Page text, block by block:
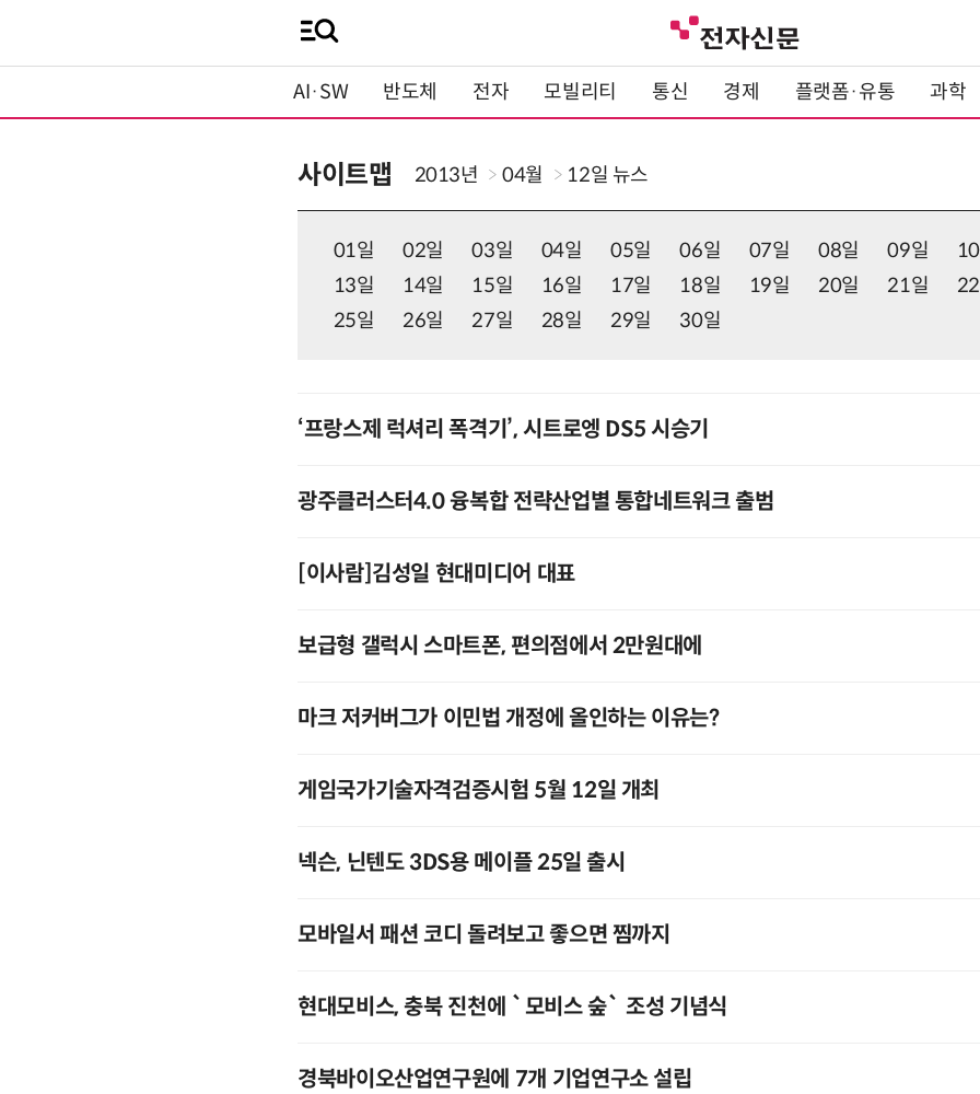
AI·SW 반도체 전자 모빌리티 통신 경제 플랫폼·유통 과학
사이트맵 2013년 04월 12일 뉴스
01일 02일 03일 04일 05일 06일 07일 08일 09일
13일
14일 15일 16일 17일 18일 19일 20일 21일
25일
26일 27일 28일 29일 30일
‘프랑스제 럭셔리 폭격기’, 시트로엥 DS5 시승기
광주클러스터4.0 융복합 전략산업별 통합네트워크 출범
[이사람]김성일 현대미디어 대표
보급형 갤럭시 스마트폰, 편의점에서 2만원대에
마크 저커버그가 이민법 개정에 올인하는 이유는?
게임국가기술자격검증시험 5월 12일 개최
넥슨, 닌텐도 3DS용 메이플 25일 출시
모바일서 패션 코디 돌려보고 좋으면 찜까지
현대모비스, 충북 진천에 `모비스 숲` 조성 기념식
경북바이오산업연구원에 7개 기업연구소 설립